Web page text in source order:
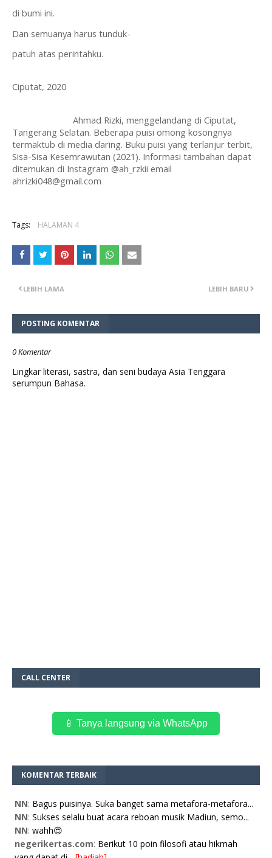
di bumi ini.
Dan semuanya harus tunduk-
patuh atas perintahku.
Ciputat, 2020
Ahmad Rizki, menggelandang di Ciputat,
Tangerang Selatan. Beberapa puisi omong kosongnya
termaktub di media daring. Buku puisi yang terlanjur terbit,
Sisa-Sisa Kesemrawutan (2021). Informasi tambahan dapat
ditemukan di Instagram @ah_rzkii email
ahrizki048@gmail.com
Tags: HALAMAN 4
LEBIH BARU
LEBIH LAMA
POSTING KOMENTAR
0 Komentar
Lingkar literasi, sastra, dan seni budaya Asia Tenggara
serumpun Bahasa.
CALL CENTER
📱 Tanya langsung via WhatsApp
KOMENTAR TERBAIK
NN: Bagus puisinya. Suka banget sama metafora-metafora...
NN: Sukses selalu buat acara reboan musik Madiun, semo...
NN: wahh😍
negerikertas.com: Berikut 10 poin filosofi atau hikmah